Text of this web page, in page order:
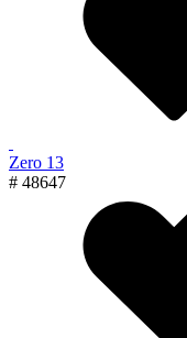
Zero 13
# 48647